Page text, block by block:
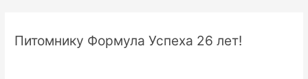
Питомнику Формула Успеха 26 лет!